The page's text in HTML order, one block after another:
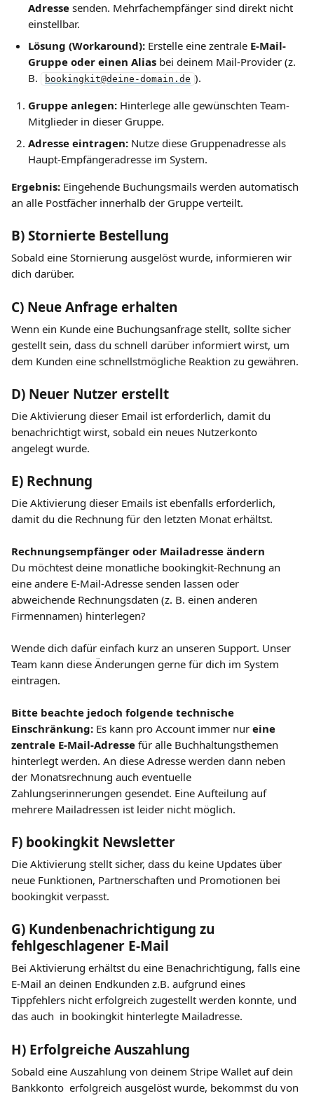
Adresse senden. Mehrfachempfänger sind direkt nicht
einstellbar.
Lösung (Workaround): Erstelle eine zentrale E-Mail-
Gruppe oder einen Alias bei deinem Mail-Provider (z.
B.
bookingkit@deine-domain.de ).
Gruppe anlegen: Hinterlege alle gewünschten Team-
Mitglieder in dieser Gruppe.
Adresse eintragen: Nutze diese Gruppenadresse als
Haupt-Empfängeradresse im System.
Ergebnis: Eingehende Buchungsmails werden automatisch
an alle Postfächer innerhalb der Gruppe verteilt.
B) Stornierte Bestellung
Sobald eine Stornierung ausgelöst wurde, informieren wir
dich darüber.
​C) Neue Anfrage erhalten
Wenn ein Kunde eine Buchungsanfrage stellt, sollte sicher
gestellt sein, dass du schnell darüber informiert wirst, um
dem Kunden eine schnellstmögliche Reaktion zu gewähren.
​D) Neuer Nutzer erstellt
Die Aktivierung dieser Email ist erforderlich, damit du
benachrichtigt wirst, sobald ein neues Nutzerkonto
angelegt wurde.
​E) Rechnung
Die Aktivierung dieser Emails ist ebenfalls erforderlich,
damit du die Rechnung für den letzten Monat erhältst.
Rechnungsempfänger oder Mailadresse ändern
Du möchtest deine monatliche bookingkit-Rechnung an
eine andere E-Mail-Adresse senden lassen oder
abweichende Rechnungsdaten (z. B. einen anderen
Firmennamen) hinterlegen?
Wende dich dafür einfach kurz an unseren Support. Unser
Team kann diese Änderungen gerne für dich im System
eintragen.
Bitte beachte jedoch folgende technische
Einschränkung: Es kann pro Account immer nur eine
zentrale E-Mail-Adresse für alle Buchhaltungsthemen
hinterlegt werden. An diese Adresse werden dann neben
der Monatsrechnung auch eventuelle
Zahlungserinnerungen gesendet. Eine Aufteilung auf
mehrere Mailadressen ist leider nicht möglich.
F) bookingkit Newsletter
Die Aktivierung stellt sicher, dass du keine Updates über
neue Funktionen, Partnerschaften und Promotionen bei
bookingkit verpasst.
G) Kundenbenachrichtigung zu
fehlgeschlagener E-Mail
Bei Aktivierung erhältst du eine Benachrichtigung, falls eine
E-Mail an deinen Endkunden z.B. aufgrund eines
Tippfehlers nicht erfolgreich zugestellt werden konnte, und
das auch  in bookingkit hinterlegte Mailadresse.
​H) Erfolgreiche Auszahlung
Sobald eine Auszahlung von deinem Stripe Wallet auf dein
Bankkonto  erfolgreich ausgelöst wurde, bekommst du von